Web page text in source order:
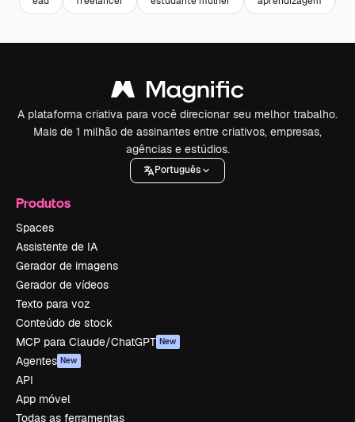
A plataforma criativa para você direcionar seu melhor trabalho.
Mais de 1 milhão de assinantes entre criativos, empresas,
agências e estúdios.
Português
Produtos
Spaces
Assistente de IA
Gerador de imagens
Gerador de vídeos
Texto para voz
Conteúdo de stock
MCP para Claude/ChatGPT New
Agentes New
API
App móvel
Todas as ferramentas